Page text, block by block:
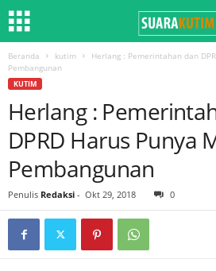
Beranda kutim
Herlang : Pemerintahan dan
Pembangunan
KUTIM
Herlang :
DPRD Harus Punya
Pembangunan
Penulis Redaksi - Okt 29, 2018 0